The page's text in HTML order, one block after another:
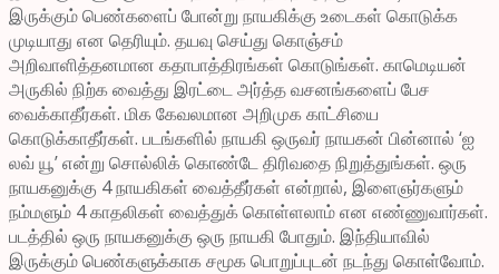
இருக்கும் பெண்களைப் போன்று நாயகிக்கு உடைகள் கொடுக்க
முடியாது என தெரியும். தயவு செய்து கொஞ்சம்
அறிவாளித்தனமான கதாபாத்திரங்கள் கொடுங்கள். காமெடியன்
அருகில் நிற்க வைத்து இரட்டை அர்த்த வசனங்களைப் பேச
வைக்காதீர்கள். மிக கேவலமான அறிமுக காட்சியை
கொடுக்காதீர்கள். படங்களில் நாயகி ஒருவர் நாயகன் பின்னால் ‘ஐ
லவ் யூ’ என்று சொல்லிக் கொண்டே திரிவதை நிறுத்துங்கள். ஒரு
நாயகனுக்கு 4 நாயகிகள் வைத்தீர்கள் என்றால், இளைஞர்களும்
நம்மளும் 4 காதலிகள் வைத்துக் கொள்ளலாம் என எண்ணுவார்கள்.
படத்தில் ஒரு நாயகனுக்கு ஒரு நாயகி போதும். இந்தியாவில்
இருக்கும் பெண்களுக்காக சமூக பொறுப்புடன் நடந்து கொள்வோம்.